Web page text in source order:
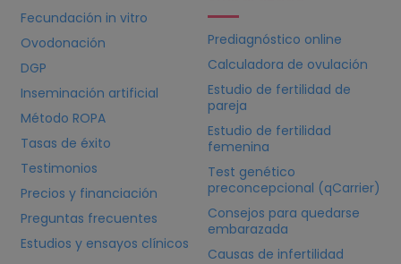
Fecundación in vitro
Ovodonación
DGP
Inseminación artificial
Método ROPA
Tasas de éxito
Testimonios
Precios y financiación
Preguntas frecuentes
Estudios y ensayos clínicos
Prediagnóstico online
Calculadora de ovulación
Estudio de fertilidad de
pareja
Estudio de fertilidad
femenina
Test genético
preconcepcional (qCarrier)
Consejos para quedarse
embarazada
Causas de infertilidad